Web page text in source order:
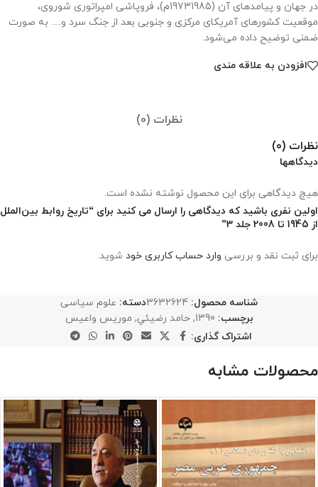
در جهان و پیامدهای آن (19731985م)، فروپاشی امپراتوری شوروی،
موقعیت کشورهای آمریکای مرکزی و جنوبی بعد از جنگ سرد و… به صورت
ضمنی توضیح داده می‌شود.
افزودن به علاقه مندی
نظرات (0)
نظرات (0)
دیدگاهها
هیچ دیدگاهی برای این محصول نوشته نشده است.
اولین نفری باشید که دیدگاهی را ارسال می کنید برای “تاريخ روابط بين‌الملل
از 1945 تا 2008 جلد 3”
برای ثبت نقد و بررسی وارد حساب کاربری خود شوید.
شناسه محصول: 3632624دسته: علوم سیاسی
برچسب: 1390
, حامد رضيئي, موريس واعيس
اشتراک گذاری:
محصولات مشابه